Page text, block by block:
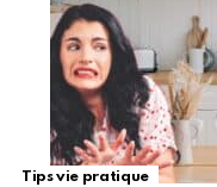
Tips vie pratique